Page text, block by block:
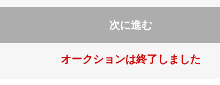
次に進む
オークションは終了しました